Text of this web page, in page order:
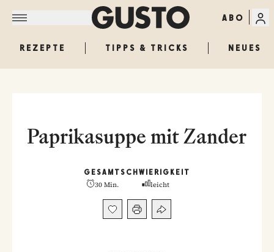
ABO
REZEPTE TIPPS & TRICKS NEUES
Paprikasuppe mit Zander
GESAMT
30 Min.
SCHWIERIGKEIT
leicht